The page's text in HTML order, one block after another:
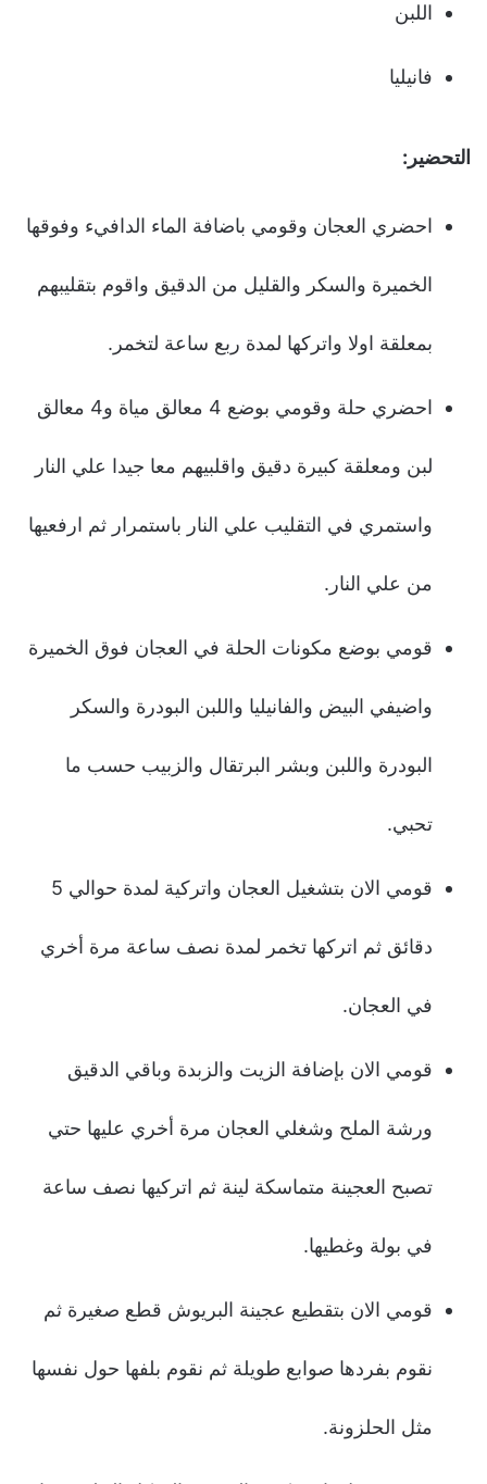
اللبن
فانيليا
التحضير:
احضري العجان وقومي باضافة الماء الدافيء وفوقها
الخميرة والسكر والقليل من الدقيق واقوم بتقليبهم
بمعلقة اولا واتركها لمدة ربع ساعة لتخمر.
احضري حلة وقومي بوضع 4 معالق مياة و4 معالق
لبن ومعلقة كبيرة دقيق واقلبيهم معا جيدا علي النار
واستمري في التقليب علي النار باستمرار ثم ارفعيها
من علي النار.
قومي بوضع مكونات الحلة في العجان فوق الخميرة
واضيفي البيض والفانيليا واللبن البودرة والسكر
البودرة واللبن وبشر البرتقال والزبيب حسب ما
تحبي.
قومي الان بتشغيل العجان واتركية لمدة حوالي 5
دقائق ثم اتركها تخمر لمدة نصف ساعة مرة أخري
في العجان.
قومي الان بإضافة الزيت والزبدة وباقي الدقيق
ورشة الملح وشغلي العجان مرة أخري عليها حتي
تصبح العجينة متماسكة لينة ثم اتركيها نصف ساعة
في بولة وغطيها.
قومي الان بتقطيع عجينة البريوش قطع صغيرة ثم
نقوم بفردها صوابع طويلة ثم نقوم بلفها حول نفسها
مثل الحلزونة.